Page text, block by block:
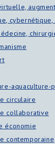
cybernétique,
aquaculture-
circulaire
collaborative
économie
contemporaine